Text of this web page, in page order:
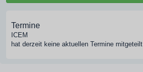
Termine
ICEM
hat derzeit keine aktuellen Termine mitgeteilt